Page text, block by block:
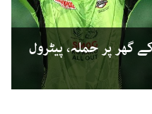
پر حملہ، پیٹرول